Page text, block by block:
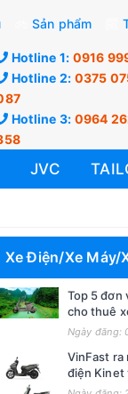
Sản phẩm
Hotline 1: 0916
Hotline 2: 0375
Hotline 3: 0964
JVC
Xe Điện/Xe Máy/
Top 5 đơn
cho thuê
Ngày đăng:
VinFast ra
điện Kinet